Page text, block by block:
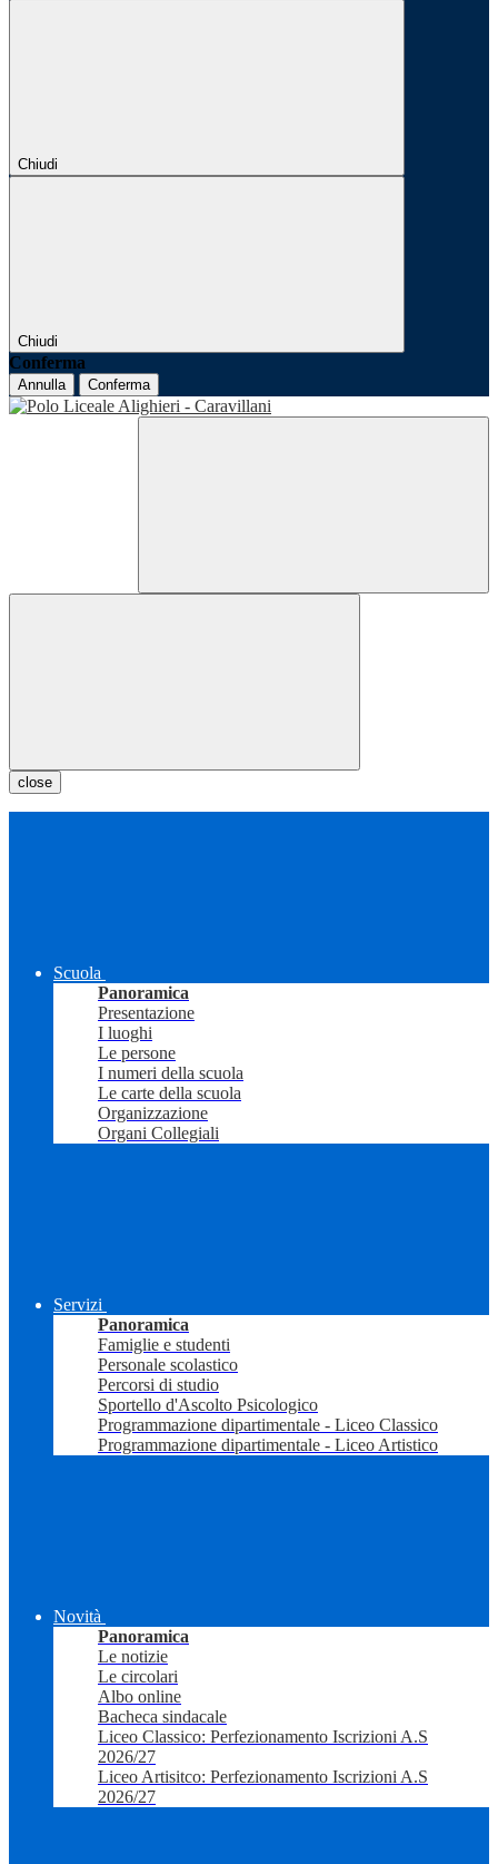
Chiudi
Chiudi
Conferma
Annulla Conferma
close
Scuola
Panoramica
Presentazione
I luoghi
Le persone
I numeri della scuola
Le carte della scuola
Organizzazione
Organi Collegiali
Servizi
Panoramica
Famiglie e studenti
Personale scolastico
Percorsi di studio
Sportello d'Ascolto Psicologico
Programmazione dipartimentale - Liceo Classico
Programmazione dipartimentale - Liceo Artistico
Novità
Panoramica
Le notizie
Le circolari
Albo online
Bacheca sindacale
Liceo Classico: Perfezionamento Iscrizioni A.S
2026/27
Liceo Artisitco: Perfezionamento Iscrizioni A.S
2026/27